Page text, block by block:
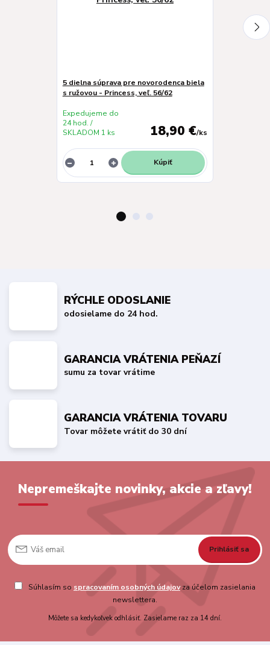
5 dielna súprava pre novorodenca biela
s ružovou - Princess, veľ. 56/62
18,90 €/ks
Expedujeme do
24 hod. /
SKLADOM 1 ks
Kúpiť
RÝCHLE ODOSLANIE
odosielame do 24 hod.
GARANCIA VRÁTENIA PEŇAZÍ
sumu za tovar vrátime
GARANCIA VRÁTENIA TOVARU
Tovar môžete vrátiť do 30 dní
Nepremeškajte novinky, akcie a zľavy!
Prihlásiť sa
Súhlasím so spracovaním osobných údajovza účelom zasielania
newslettera.
Môžete sa kedykoľvek odhlásiť. Zasielame raz za 14 dní.